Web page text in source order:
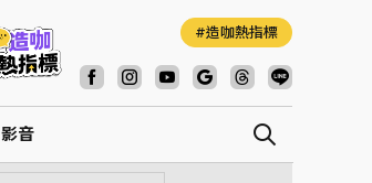
造咖熱指標
影音